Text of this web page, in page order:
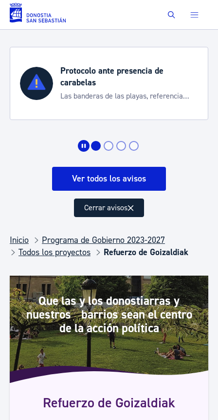
Saltar al contenido principal Buscar
Protocolo ante presencia de
carabelas
Las banderas de las playas, referencia
Ver todos los avisos
Cerrar avisos
Inicio
Programa de Gobierno 2023-2027
Todos los proyectos
Refuerzo de Goizaldiak
Que las y los donostiarras y
nuestros barrios sean el centro
de la acción política
Refuerzo de Goizaldiak